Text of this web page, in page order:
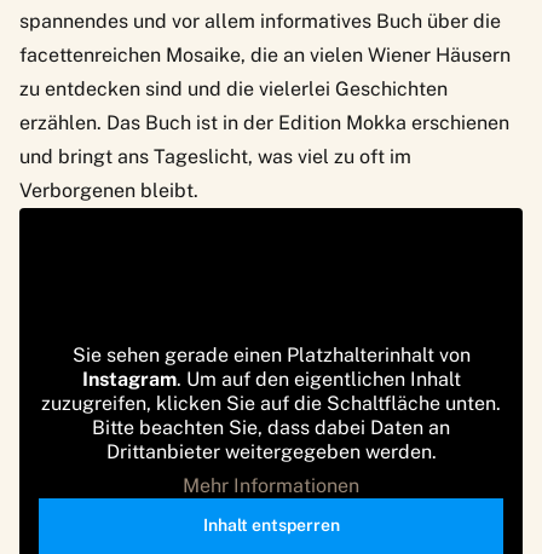
spannendes und vor allem informatives Buch über die
facettenreichen Mosaike, die an vielen Wiener Häusern
zu entdecken sind und die vielerlei Geschichten
erzählen. Das Buch ist in der Edition Mokka erschienen
und bringt ans Tageslicht, was viel zu oft im
Verborgenen bleibt.
Sie sehen gerade einen Platzhalterinhalt von
Instagram. Um auf den eigentlichen Inhalt
zuzugreifen, klicken Sie auf die Schaltfläche unten.
Bitte beachten Sie, dass dabei Daten an
Drittanbieter weitergegeben werden.
Mehr Informationen
Inhalt entsperren